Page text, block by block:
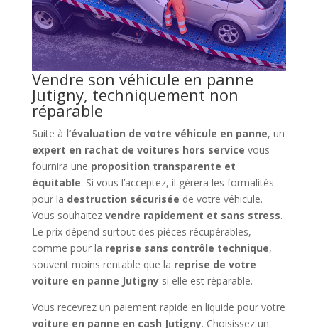
Vendre son véhicule en panne
Jutigny, techniquement non
réparable
Suite à l’évaluation de votre véhicule en panne, un
expert en rachat de voitures hors service vous
fournira une proposition transparente et
équitable. Si vous l’acceptez, il gèrera les formalités
pour la destruction sécurisée de votre véhicule.
Vous souhaitez vendre rapidement et sans stress.
Le prix dépend surtout des pièces récupérables,
comme pour la reprise sans contrôle technique,
souvent moins rentable que la reprise de votre
voiture en panne Jutignysi elle est réparable.
Vous recevrez un paiement rapide en liquide pour votre
voiture en panne en cash Jutigny. Choisissez un